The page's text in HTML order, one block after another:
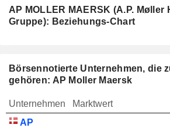
AP MOLLER MAERSK (A.P. Møller
Gruppe): Beziehungs-Chart
Börsennotierte Unternehmen, die
gehören: AP Moller Maersk
Unternehmen Marktwert
AP